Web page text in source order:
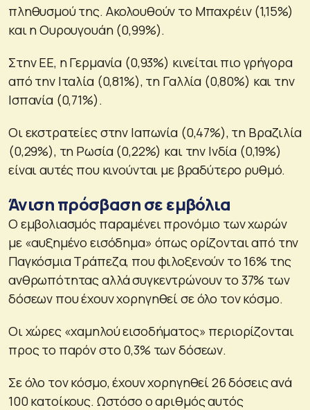
πληθυσμού της. Ακολουθούν το Μπαχρέιν (1,15%)
και η Ουρουγουάη (0,99%).
Στην ΕΕ, η Γερμανία (0,93%) κινείται πιο γρήγορα
από την Ιταλία (0,81%), τη Γαλλία (0,80%) και την
Ισπανία (0,71%).
Οι εκστρατείες στην Ιαπωνία (0,47%), τη Βραζιλία
(0,29%), τη Ρωσία (0,22%) και την Ινδία (0,19%)
είναι αυτές που κινούνται με βραδύτερο ρυθμό.
Άνιση πρόσβαση σε εμβόλια
Ο εμβολιασμός παραμένει προνόμιο των χωρών
με «αυξημένο εισόδημα» όπως ορίζονται από την
Παγκόσμια Τράπεζα, που φιλοξενούν το 16% της
ανθρωπότητας αλλά συγκεντρώνουν το 37% των
δόσεων που έχουν χορηγηθεί σε όλο τον κόσμο.
Οι χώρες «χαμηλού εισοδήματος» περιορίζονται
προς το παρόν στο 0,3% των δόσεων.
Σε όλο τον κόσμο, έχουν χορηγηθεί 26 δόσεις ανά
100 κατοίκους. Ωστόσο ο αριθμός αυτός